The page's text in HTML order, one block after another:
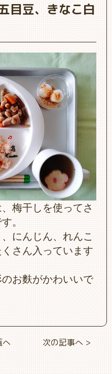
目豆、きなこ白
梅干しを使ってさ
。
にんじん、れんこ
さん入っています
お麩がかわいいで
へ 次の記事へ >